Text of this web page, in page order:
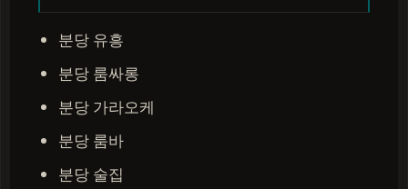
분당 유흥
분당 룸싸롱
분당 가라오케
분당 룸바
분당 술집